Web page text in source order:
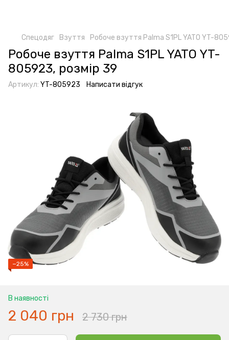
Спецодяг Взуття Робоче взуття Palma S1PL YATO YT-
Робоче взуття Palma S1PL YATO YT-
805923, розмір 39
Артикул: YT-805923 Написати відгук
−25%
В наявності
2 040 грн 2 730 грн